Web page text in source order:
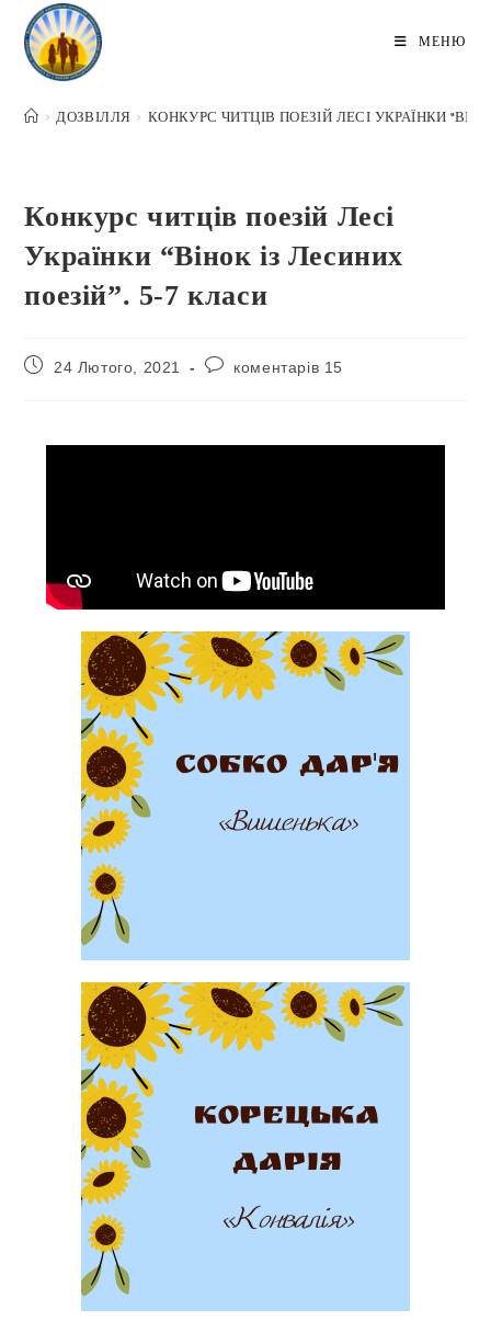
МЕНЮ
> ДОЗВІЛЛЯ > КОНКУРС ЧИТЦІВ ПОЕЗІЙ ЛЕСІ УКРАЇНКИ
Конкурс читців поезій Лесі
Українки “Вінок із Лесиних
поезій”. 5-7 класи
24 Лютого, 2021 коментарів 15